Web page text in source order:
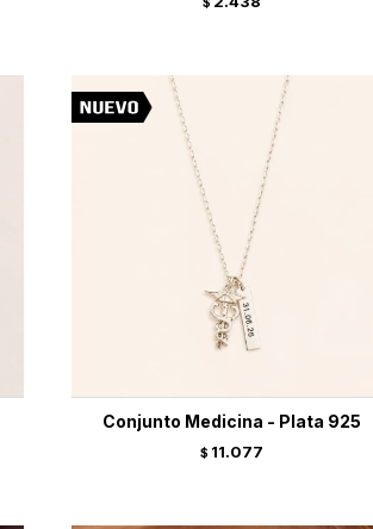
$
Conjunto Medicina - Plata 925
$ 11.077